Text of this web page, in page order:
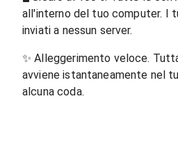
all'interno del tuo computer. I
inviati a nessun server.
✨Alleggerimento veloce.
avviene istantaneamente nel
alcuna coda.